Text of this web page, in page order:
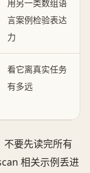
用另一类数组语
言案例检验表达
力
看它离真实任务
有多远
不要先读完所有
相关示例丢进